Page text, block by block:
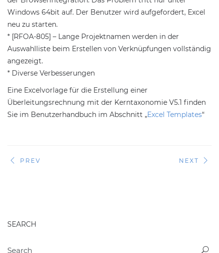
Windows 64bit auf. Der Benutzer wird aufgefordert, Excel
neu zu starten.
* [RFOA-805] – Lange Projektnamen werden in der
Auswahlliste beim Erstellen von Verknüpfungen vollständig
angezeigt.
* Diverse Verbesserungen
Eine Excelvorlage für die Erstellung einer
Überleitungsrechnung mit der Kerntaxonomie V5.1 finden
Sie im Benutzerhandbuch im Abschnitt „Excel Templates“
PREV NEXT
SEARCH